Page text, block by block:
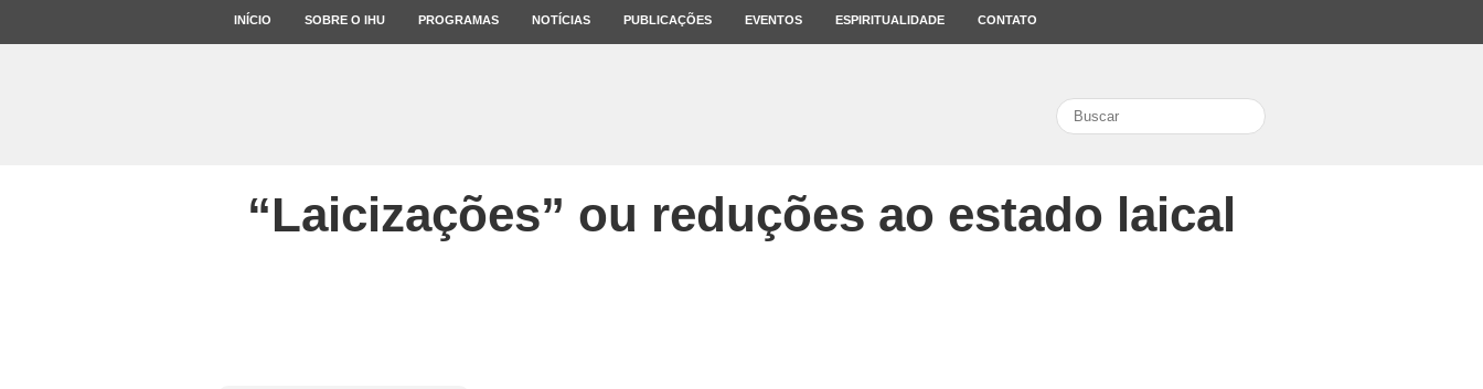
INÍCIO SOBRE O IHU PROGRAMAS NOTÍCIAS PUBLICAÇÕES EVENTOS ESPIRITUALIDADE CONTATO
search
“Laicizações” ou reduções ao estado laical